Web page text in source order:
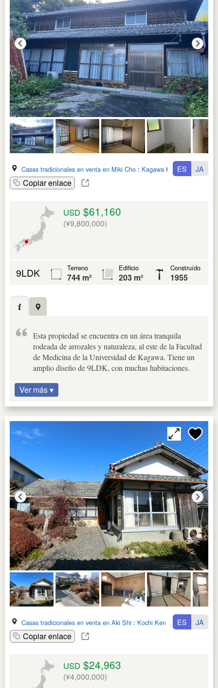
Casas tradicionales en venta en Miki Cho : Kagawa Ken
Copiar enlace
ES JA
USD $61,160
(¥9,800,000)
9LDK Terreno
744 m²
Edificio
203 m²
Construído
1955
Esta propiedad se encuentra en un área tranquila
rodeada de arrozales y naturaleza, al este de la Facultad
de Medicina de la Universidad de Kagawa. Tiene un
amplio diseño de 9LDK, con muchas habitaciones.
Ver más ▾
Casas tradicionales en venta en Aki Shi : Kochi Ken
Copiar enlace
ES JA
USD $24,963
(¥4,000,000)